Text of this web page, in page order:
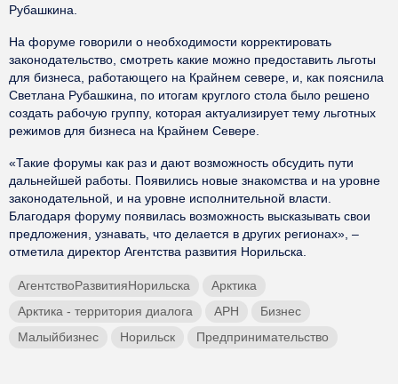
Рубашкина.
На форуме говорили о необходимости корректировать
законодательство, смотреть какие можно предоставить льготы
для бизнеса, работающего на Крайнем севере, и, как пояснила
Светлана Рубашкина, по итогам круглого стола было решено
создать рабочую группу, которая актуализирует тему льготных
режимов для бизнеса на Крайнем Севере.
«Такие форумы как раз и дают возможность обсудить пути
дальнейшей работы. Появились новые знакомства и на уровне
законодательной, и на уровне исполнительной власти.
Благодаря форуму появилась возможность высказывать свои
предложения, узнавать, что делается в других регионах», –
отметила директор Агентства развития Норильска.
АгентствоРазвитияНорильска
Арктика
Арктика - территория диалога
АРН
Бизнес
Малыйбизнес
Норильск Предпринимательство